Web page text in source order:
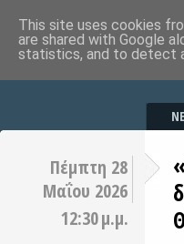
Πέμπτη 28
Μαΐου 2026
12:30 μ.μ.
This site uses cookies
are shared with Google
statistics, and to detect